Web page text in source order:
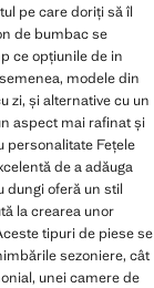
pe care doriți să îl
de bumbac se
ce opțiunile de in
modele din
zi, și alternative cu un
aspect mai rafinat și
personalitate Fețele
de a adăuga
dungi oferă un stil
la crearea unor
tipuri de piese se
sezoniere, cât
unei camere de